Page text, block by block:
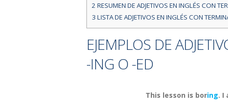
2 RESUMEN DE ADJETIVOS EN INGLÉS CON
3 LISTA DE ADJETIVOS EN INGLÉS CON
EJEMPLOS DE
-ING O -ED
This lesson is boring. I